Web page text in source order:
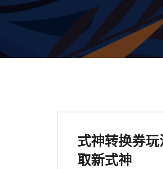
式神转换券
取新式神